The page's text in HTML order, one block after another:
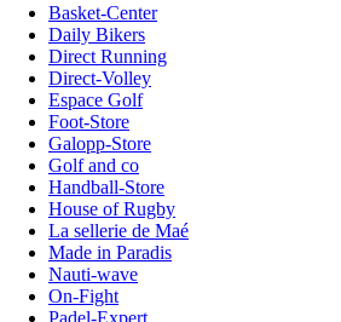
Basket-Center
Daily Bikers
Direct Running
Direct-Volley
Espace Golf
Foot-Store
Galopp-Store
Golf and co
Handball-Store
House of Rugby
La sellerie de Maé
Made in Paradis
Nauti-wave
On-Fight
Padel-Expert